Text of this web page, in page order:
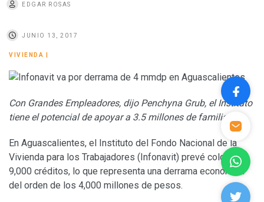
EDGAR ROSAS
JUNIO 13, 2017
VIVIENDA
Con Grandes Empleadores, dijo Penchyna Grub, el Instituto
tiene el potencial de apoyar a 3.5 millones de familias
En Aguascalientes, el Instituto del Fondo Nacional de la
Vivienda para los Trabajadores (Infonavit) prevé colocar
9,000 créditos, lo que representa una derrama económica
del orden de los 4,000 millones de pesos.